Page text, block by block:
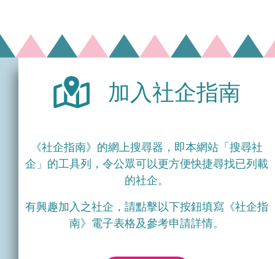
加入社企指南
《社企指南》的網上搜尋器，即本網站「搜尋社
企」的工具列，令公眾可以更方便快捷尋找已列載
的社企。
有興趣加入之社企，請點擊以下按鈕填寫《社企指
南》電子表格及參考申請詳情。